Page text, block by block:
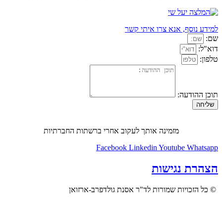
למידע נוסף, אנא צרו איתי קשר
שם:
דוא"ל:
טלפון:
תוכן ההודעה:
שליחה
מזמינה אותך לעקוב אחרי ברשתות החברתיות
Facebook Linkedin Youtube Whatsapp
הצהרת נגישות
© כל הזכויות שמורות לד"ר אסנת גולדפרב-ארזואן